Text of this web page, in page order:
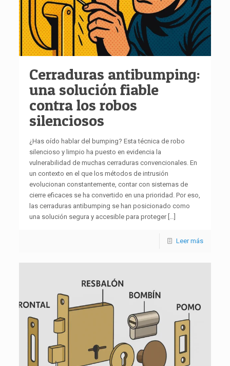
Cerraduras antibumping:
una solución fiable
contra los robos
silenciosos
¿Has oído hablar del bumping? Esta técnica de robo
silencioso y limpio ha puesto en evidencia la
vulnerabilidad de muchas cerraduras convencionales. En
un contexto en el que los métodos de intrusión
evolucionan constantemente, contar con sistemas de
cierre eficaces se ha convertido en una prioridad. Por eso,
las cerraduras antibumping se han posicionado como
una solución segura y accesible para proteger[…]
Leer más